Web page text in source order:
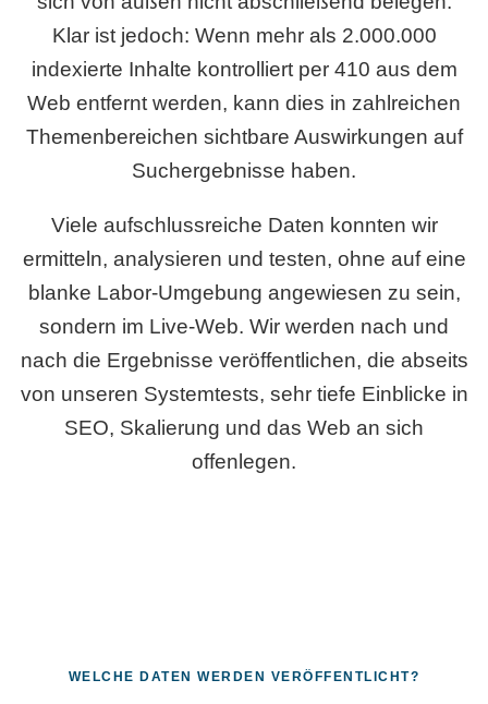
Klar ist jedoch: Wenn mehr als 2.000.000
indexierte Inhalte kontrolliert per 410 aus dem
Web entfernt werden, kann dies in zahlreichen
Themenbereichen sichtbare Auswirkungen auf
Suchergebnisse haben.
Viele aufschlussreiche Daten konnten wir
ermitteln, analysieren und testen, ohne auf eine
blanke Labor-Umgebung angewiesen zu sein,
sondern im Live-Web. Wir werden nach und
nach die Ergebnisse veröffentlichen, die abseits
von unseren Systemtests, sehr tiefe Einblicke in
SEO, Skalierung und das Web an sich
offenlegen.
WELCHE DATEN WERDEN VERÖFFENTLICHT?